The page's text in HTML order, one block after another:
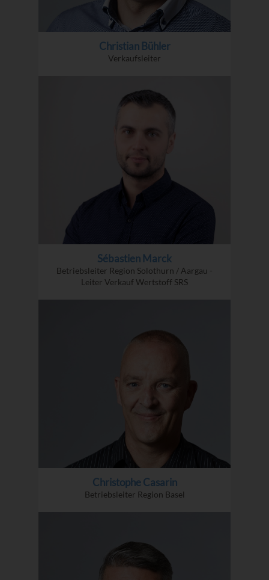
Christian Bühler
Verkaufsleiter
Sébastien Marck
Betriebsleiter Region Solothurn / Aargau -
Leiter Verkauf Wertstoff SRS
Christophe Casarin
Betriebsleiter Region Basel